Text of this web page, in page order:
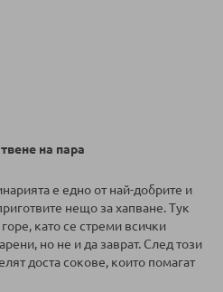
на пара
е едно от най-добрите и
нещо за хапване. Тук
като се стреми всички
но не и да заврат. След този
доста сокове, които помагат